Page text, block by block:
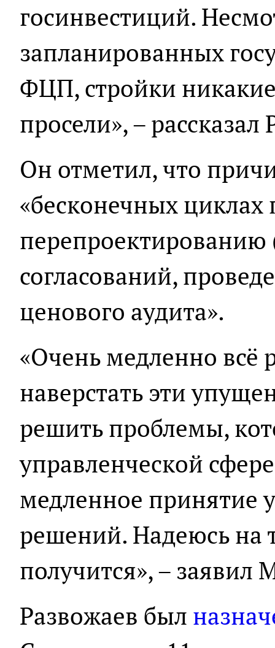
госинвестиций.
запланированных
ФЦП, стройки
просели», – рассказал
Он отметил, что
«бесконечных циклах
перепроектированию
согласований,
ценового аудита».
«Очень медленно всё
наверстать эти
решить проблемы,
управленческой
медленное принятие
решений. Надеюсь на
получится», – заявил
Развожаев был